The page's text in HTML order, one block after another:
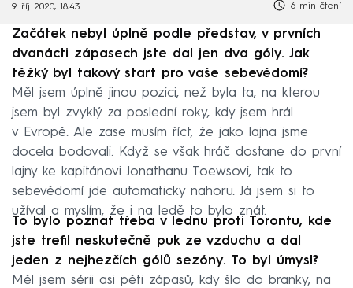
9. říj 2020, 18:43 6 min čtení
Začátek nebyl úplně podle představ, v prvních
dvanácti zápasech jste dal jen dva góly. Jak
těžký byl takový start pro vaše sebevědomí?
Měl jsem úplně jinou pozici, než byla ta, na kterou
jsem byl zvyklý za poslední roky, kdy jsem hrál
v Evropě. Ale zase musím říct, že jako lajna jsme
docela bodovali. Když se však hráč dostane do první
lajny ke kapitánovi Jonathanu Toewsovi, tak to
sebevědomí jde automaticky nahoru. Já jsem si to
užíval a myslím, že i na ledě to bylo znát.
To bylo poznat třeba v lednu proti Torontu, kde
jste trefil neskutečně puk ze vzduchu a dal
jeden z nejhezčích gólů sezóny. To byl úmysl?
Měl jsem sérii asi pěti zápasů, kdy šlo do branky, na